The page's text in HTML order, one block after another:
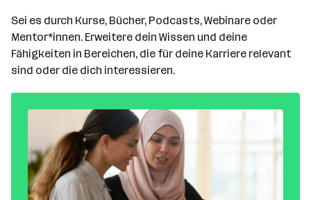
sind?
Sei es durch Kurse, Bücher, Podcasts, Webinare oder
Mentor*innen. Erweitere dein Wissen und deine
Fähigkeiten in Bereichen, die für deine Karriere relevant
sind oder die dich interessieren.